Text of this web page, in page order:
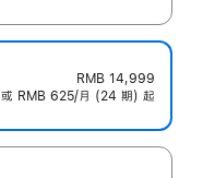
RMB 14,999
或 RMB 625/月 (24 期) 起